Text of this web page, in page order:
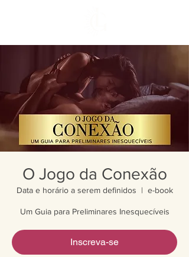
O Jogo da Conexão
Data e horário a serem definidos
  |
e-book
Um Guia para Preliminares Inesquecíveis
Inscreva-se